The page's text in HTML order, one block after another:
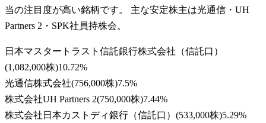
当の注目度が高い銘柄です。 主な安定株主は光通信・UH
Partners 2・SPK社員持株会。
日本マスタートラスト信託銀行株式会社（信託口）
(1,082,000株)10.72%
光通信株式会社(756,000株)7.5%
株式会社UH Partners 2(750,000株)7.44%
株式会社日本カストディ銀行（信託口） (533,000株)5.29%